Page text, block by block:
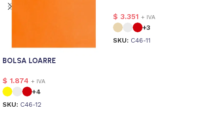
BOLSA LOARRE
$ 1.874 + IVA
+4
SKU: C46-12
$ 3.351 + IVA
+3
SKU: C46-11